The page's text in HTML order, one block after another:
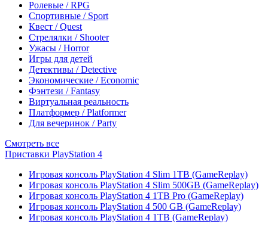
Ролевые / RPG
Спортивные / Sport
Квест / Quest
Стрелялки / Shooter
Ужасы / Horror
Игры для детей
Детективы / Detective
Экономические / Economic
Фэнтези / Fantasy
Виртуальная реальность
Платформер / Platformer
Для вечеринок / Party
Смотреть все
Приставки PlayStation 4
Игровая консоль PlayStation 4 Slim 1TB (GameReplay)
Игровая консоль PlayStation 4 Slim 500GB (GameReplay)
Игровая консоль PlayStation 4 1TB Pro (GameReplay)
Игровая консоль PlayStation 4 500 GB (GameReplay)
Игровая консоль PlayStation 4 1TB (GameReplay)